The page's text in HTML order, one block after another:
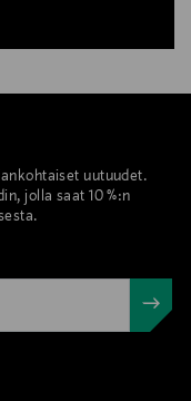
uutuudet.
jolla saat 10 %:n